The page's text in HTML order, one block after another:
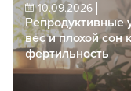
10.09.2026
Репродуктивные
вес и плохой сон
фертильность